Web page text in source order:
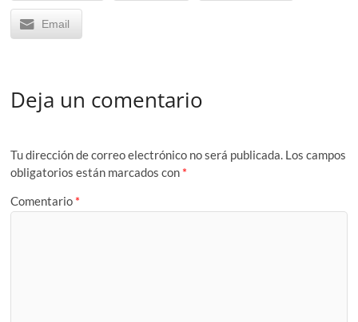
Email
Deja un comentario
Tu dirección de correo electrónico no será publicada. Los campos
obligatorios están marcados con *
Comentario *